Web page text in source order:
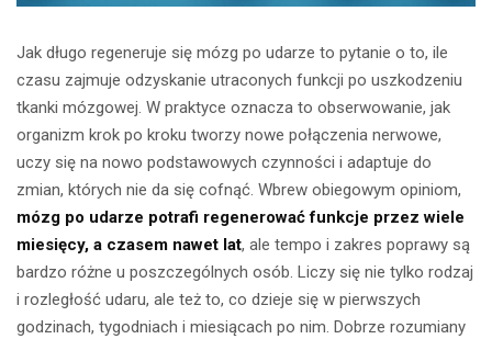
Jak długo regeneruje się mózg po udarze to pytanie o to, ile
czasu zajmuje odzyskanie utraconych funkcji po uszkodzeniu
tkanki mózgowej. W praktyce oznacza to obserwowanie, jak
organizm krok po kroku tworzy nowe połączenia nerwowe,
uczy się na nowo podstawowych czynności i adaptuje do
zmian, których nie da się cofnąć. Wbrew obiegowym opiniom,
mózg po udarze potrafi regenerować funkcje przez wiele
miesięcy, a czasem nawet lat, ale tempo i zakres poprawy są
bardzo różne u poszczególnych osób. Liczy się nie tylko rodzaj
i rozległość udaru, ale też to, co dzieje się w pierwszych
godzinach, tygodniach i miesiącach po nim. Dobrze rozumiany